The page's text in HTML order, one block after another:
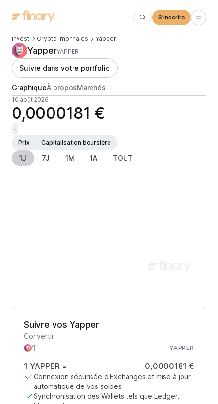
S'inscrire
Invest Crypto-monnaies Yapper
YapperYAPPER
Suivre dans votre portfolio
GraphiqueÀ proposMarchés
10 août 2026
0,0000181 €
-
Prix
Capitalisation boursière
1J 7J 1M 1A TOUT
Suivre vos Yapper
Convertir
YAPPER
1 YAPPER = 0,0000181 €
Connexion sécurisée d’Exchanges et mise à jour
automatique de vos soldes
Synchronisation des Wallets tels que Ledger,